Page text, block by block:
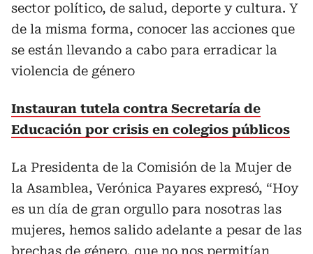
sector político, de salud, deporte y cultura. Y
de la misma forma, conocer las acciones que
se están llevando a cabo para erradicar la
violencia de género
Instauran tutela contra Secretaría de
Educación por crisis en colegios públicos
La Presidenta de la Comisión de la Mujer de
la Asamblea, Verónica Payares expresó, “Hoy
es un día de gran orgullo para nosotras las
mujeres, hemos salido adelante a pesar de las
brechas de género, que no nos permitían